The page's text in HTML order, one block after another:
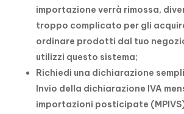
importazione verrà rimossa,
troppo complicato per gli
ordinare prodotti dal tuo
utilizzi questo sistema;
Richiedi una dichiarazione
Invio della dichiarazione IVA
importazioni posticipate